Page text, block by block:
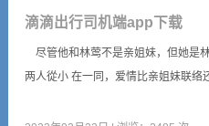
滴滴出行司机端app下载
尽管他和林莺不是亲姐妹，但她是
两人從小 在一同，爱情比亲姐妹联络